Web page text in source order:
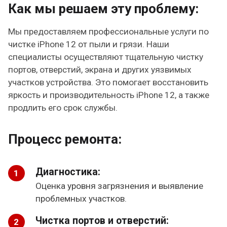
Как мы решаем эту проблему:
Мы предоставляем профессиональные услуги по
чистке iPhone 12 от пыли и грязи. Наши
специалисты осуществляют тщательную чистку
портов, отверстий, экрана и других уязвимых
участков устройства. Это помогает восстановить
яркость и производительность iPhone 12, а также
продлить его срок службы.
Процесс ремонта:
Диагностика:
Оценка уровня загрязнения и выявление
проблемных участков.
Чистка портов и отверстий: